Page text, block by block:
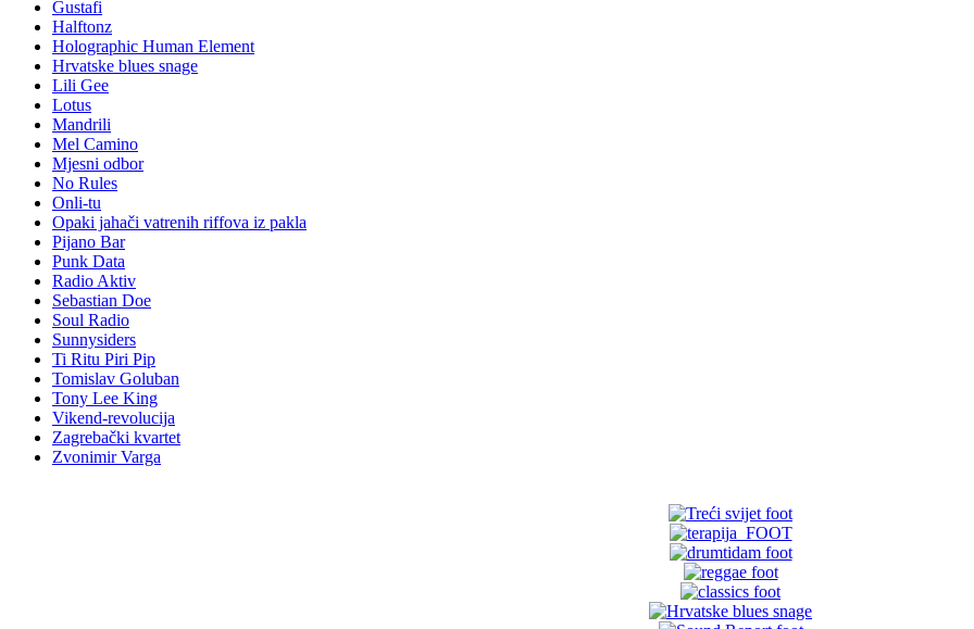
Gustafi
Halftonz
Holographic Human Element
Hrvatske blues snage
Lili Gee
Lotus
Mandrili
Mel Camino
Mjesni odbor
No Rules
Onli-tu
Opaki jahači vatrenih riffova iz pakla
Pijano Bar
Punk Data
Radio Aktiv
Sebastian Doe
Soul Radio
Sunnysiders
Ti Ritu Piri Pip
Tomislav Goluban
Tony Lee King
Vikend-revolucija
Zagrebački kvartet
Zvonimir Varga